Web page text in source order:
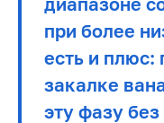
при более
есть и плюс:
закалке
эту фазу